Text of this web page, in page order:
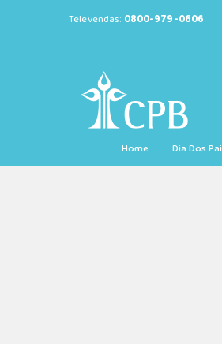
Televendas: 0800-979-0606
Home Dia Dos